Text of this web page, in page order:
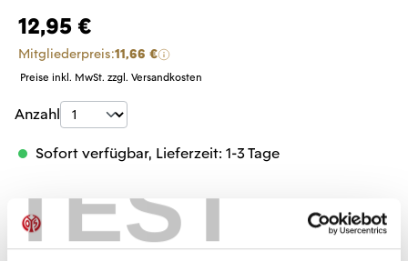
TEST
12,95 €
Mitgliederpreis:11,66 €
Preise inkl. MwSt. zzgl. Versandkosten
Produkt Anzahl: Gib den gewünschten
Anzahl
Sofort verfügbar, Lieferzeit: 1-3 Tage
IN DEN WARENKORB